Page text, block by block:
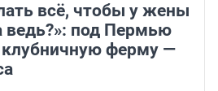
всё, чтобы у жены
ведь?»: под Пермью
клубничную ферму —